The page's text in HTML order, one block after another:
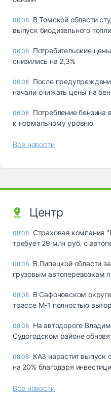
06.08 В Томской области
выпуск биодизельного
06.08 Потребительские
снизились на 2,3%
06.08 После
начали снижать цены на
06.08 Потребление бензина
к нормальному уровню
Все новости
Центр
08.08 Страховая компания
требует 29 млн руб. с
08.08 В Липецкой области
грузовым автоперевозкам
08.08 В Сафоновском
трассе М-1 полностью
08.08 На автодороге
Судогодском районе
08.08 КАЗ нарастит выпуск
на 20% благодаря
Все новости